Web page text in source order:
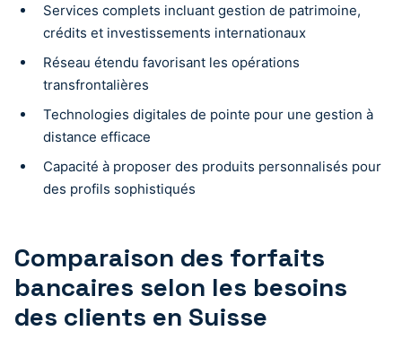
Services complets incluant gestion de patrimoine,
crédits et investissements internationaux
Réseau étendu favorisant les opérations
transfrontalières
Technologies digitales de pointe pour une gestion à
distance efficace
Capacité à proposer des produits personnalisés pour
des profils sophistiqués
Comparaison des forfaits
bancaires selon les besoins
des clients en Suisse